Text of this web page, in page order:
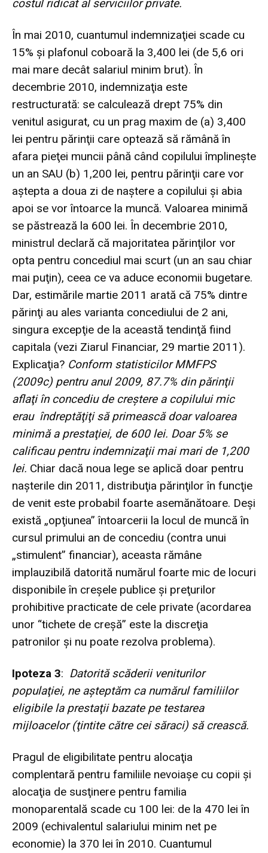
costul ridicat al serviciilor private.
În mai 2010, cuantumul indemnizaţiei scade cu
15% şi plafonul coboară la 3,400 lei (de 5,6 ori
mai mare decât salariul minim brut). În
decembrie 2010, indemnizaţia este
restructurată: se calculează drept 75% din
venitul asigurat, cu un prag maxim de (a) 3,400
lei pentru părinţii care optează să rămână în
afara pieţei muncii până când copilului împlineşte
un an SAU (b) 1,200 lei, pentru părinţii care vor
aştepta a doua zi de naştere a copilului şi abia
apoi se vor întoarce la muncă. Valoarea minimă
se păstrează la 600 lei. În decembrie 2010,
ministrul declară că majoritatea părinţilor vor
opta pentru concediul mai scurt (un an sau chiar
mai puţin), ceea ce va aduce economii bugetare.
Dar, estimările martie 2011 arată că 75% dintre
părinţi au ales varianta concediului de 2 ani,
singura excepţie de la această tendinţă fiind
capitala (vezi Ziarul Financiar, 29 martie 2011 ).
Explicaţia? Conform statisticilor MMFPS
(2009c) pentru anul 2009, 87.7% din părinţii
aflaţi în concediu de creştere a copilului mic
erau îndreptăţiţi să primească doar valoarea
minimă a prestaţiei, de 600 lei. Doar 5% se
calificau pentru indemnizaţii mai mari de 1,200
lei. Chiar dacă noua lege se aplică doar pentru
naşterile din 2011, distribuţia părinţilor în funcţie
de venit este probabil foarte asemănătoare. Deşi
există „opţiunea” întoarcerii la locul de muncă în
cursul primului an de concediu (contra unui
„stimulent” financiar), aceasta rămâne
implauzibilă datorită numărul foarte mic de locuri
disponibile în creşele publice şi preţurilor
prohibitive practicate de cele private (acordarea
unor “tichete de creşă” este la discreţia
patronilor şi nu poate rezolva problema).
Ipoteza 3: Datorită scăderii veniturilor
populaţiei, ne aşteptăm ca numărul familiilor
eligibile la prestaţii bazate pe testarea
mijloacelor (ţintite către cei săraci) să crească.
Pragul de eligibilitate pentru alocaţia
complentară pentru familiile nevoiaşe cu copii şi
alocaţia de susţinere pentru familia
monoparentală scade cu 100 lei: de la 470 lei în
2009 (echivalentul salariului minim net pe
economie) la 370 lei în 2010. Cuantumul